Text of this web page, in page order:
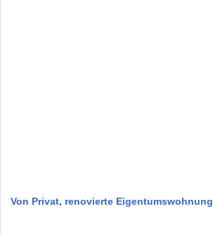
Von Privat, renovierte